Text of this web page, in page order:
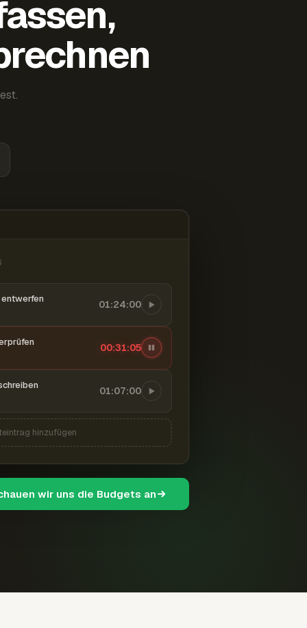
01:24:00
00:31:06
01:07:00
hinzufügen
wir uns die Budgets an